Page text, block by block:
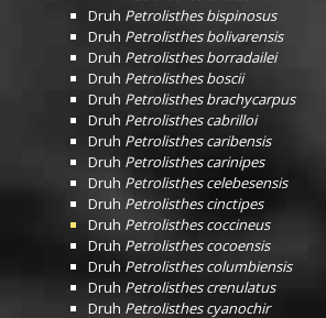
Druh Petrolisthes bispinosus
Druh Petrolisthes bolivarensis
Druh Petrolisthes borradailei
Druh Petrolisthes boscii
Druh Petrolisthes brachycarpus
Druh Petrolisthes cabrilloi
Druh Petrolisthes caribensis
Druh Petrolisthes carinipes
Druh Petrolisthes celebesensis
Druh Petrolisthes cinctipes
Druh Petrolisthes coccineus
Druh Petrolisthes cocoensis
Druh Petrolisthes columbiensis
Druh Petrolisthes crenulatus
Druh Petrolisthes cyanochir